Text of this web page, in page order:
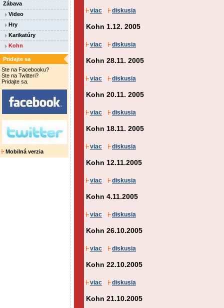
Zábava
Video
Hry
Karikatúry
Kohn
Pridajte sa
Ste na Facebooku?
Ste na Twitteri?
Pridajte sa.
Mobilná verzia
viac diskusia
Kohn 1.12. 2005
viac diskusia
Kohn 28.11. 2005
viac diskusia
Kohn 20.11. 2005
viac diskusia
Kohn 18.11. 2005
viac diskusia
Kohn 12.11.2005
viac diskusia
Kohn 4.11.2005
viac diskusia
Kohn 26.10.2005
viac diskusia
Kohn 22.10.2005
viac diskusia
Kohn 21.10.2005